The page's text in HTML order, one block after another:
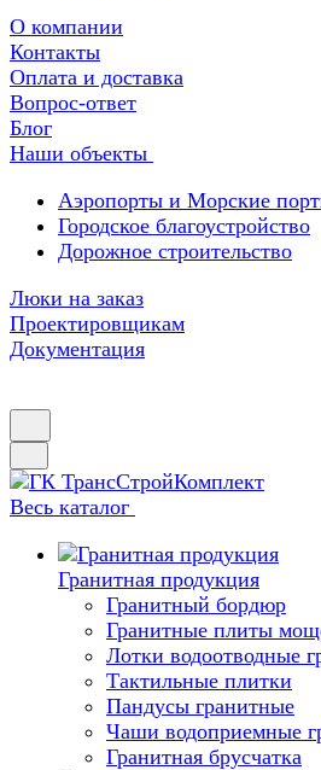
О компании
Контакты
Оплата и доставка
Вопрос-ответ
Блог
Наши объекты
Аэропорты и Морские
Городское благоустройство
Дорожное строительство
Люки на заказ
Проектировщикам
Документация
Весь каталог
Гранитная продукция
Гранитный бордюр
Гранитные плиты
Лотки водоотводные
Тактильные плитки
Пандусы гранитные
Чаши водоприемные
Гранитная брусчатка